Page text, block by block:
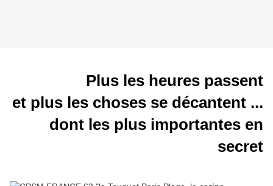
Plus les heures passent
et plus les choses se décantent ...
dont les plus importantes en
secret